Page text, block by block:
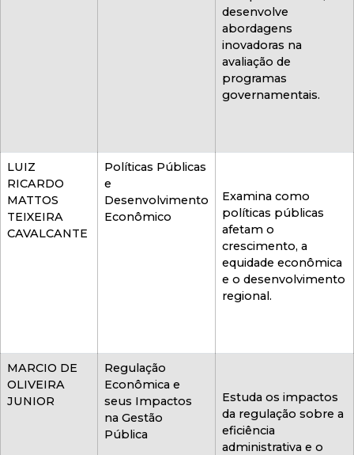
desenvolve
abordagens
inovadoras na
avaliação de
programas
governamentais.
LUIZ
RICARDO
MATTOS
TEIXEIRA
CAVALCANTE
Políticas Públicas
e
Desenvolvimento
Econômico
Examina como
políticas públicas
afetam o
crescimento, a
equidade econômica
e o desenvolvimento
regional.
MARCIO DE
OLIVEIRA
JUNIOR
Regulação
Econômica e
seus Impactos
na Gestão
Pública
Estuda os impactos
da regulação sobre a
eficiência
administrativa e o